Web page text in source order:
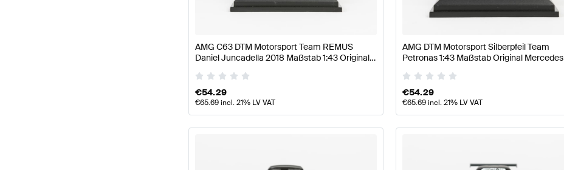
AMG C63 DTM Motorsport Team REMUS
Daniel Juncadella 2018 Maßstab 1:43 Original
€54.29
€65.69incl. 21% LV VAT
AMG DTM Motorsport Silberpfeil Team
Petronas 1:43 Maßstab Original Mercedes
€54.29
€65.69incl. 21% LV VAT